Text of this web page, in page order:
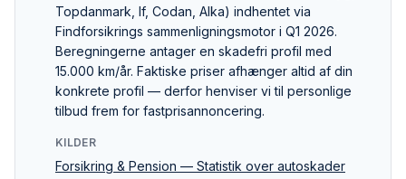
Topdanmark, If, Codan, Alka) indhentet via
Findforsikrings sammenlignings­motor i Q1 2026.
Beregningerne antager en skadefri profil med
15.000 km/år. Faktiske priser afhænger altid af din
konkrete profil — derfor henviser vi til personlige
tilbud frem for fastpris­annoncering.
KILDER
Forsikring & Pension — Statistik over autoskader